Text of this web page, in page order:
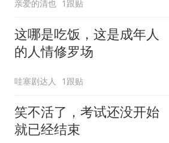
亲爱的清也 1跟贴
这哪是吃饭，这是成年人
的人情修罗场
哇塞剧达人 1跟贴
笑不活了，考试还没开始
就已经结束